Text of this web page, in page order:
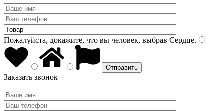
Пожалуйста, докажите, что вы человек, выбрав Сердце.
Заказать звонок